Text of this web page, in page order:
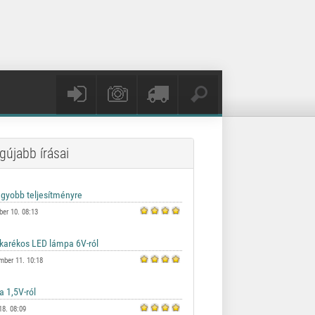
írásai
10. 08:13
11. 10:18
08:09